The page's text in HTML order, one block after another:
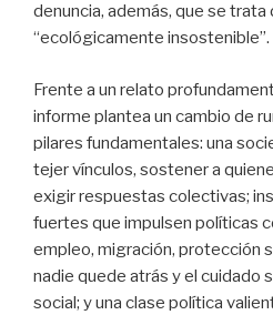
denuncia, además, que se trata
“ecológicamente insostenible”.
Frente a un relato
informe plantea un cambio de
pilares fundamentales: una
tejer vínculos, sostener a
exigir respuestas colectivas;
fuertes que impulsen políticas
empleo, migración, protección
nadie quede atrás y el cuidado
social; y una clase política